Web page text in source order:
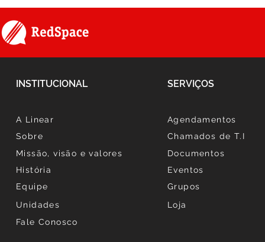
INSTITUCIONAL SERVIÇOS
A Linear
Sobre
Missão, visão e valores
História
Equipe
Unidades
Agendamentos
Chamados de T.I
Documentos
Eventos
Grupos
Loja
Fale Conosco